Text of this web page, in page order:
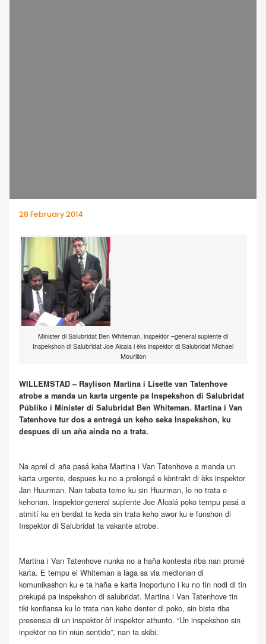
28 February 2014
Minister di Salubridat Ben Whiteman, inspektor –general suplente di
Inspekshon di Salubridat Joe Alcala i èks inspektor di Salubridat Michael
Mourillon
WILLEMSTAD – Raylison Martina i Lisette van Tatenhove
atrobe a manda un karta urgente pa Inspekshon di Salubridat
Públiko i Minister di Salubridat Ben Whiteman. Martina i Van
Tatenhove tur dos a entregá un keho seka Inspekshon, ku
despues di un aña ainda no a trata.
Na aprel di aña pasá kaba Martina i Van Tatenhove a manda un
karta urgente, despues ku no a prolongá e kòntrakt di èks inspektor
Jan Huurman. Nan tabata teme ku sin Huurman, lo no trata e
kehonan. Inspektor-general suplente Joe Alcalá poko tempu pasá a
atmití ku en berdat ta keda sin trata keho awor ku e funshon di
Inspektor di Salubridat ta vakante atrobe.
Martina i Van Tatenhove nunka no a haña kontesta riba nan promé
karta. E tempu ei Whiteman a laga sa via medionan di
komunikashon ku e ta haña e karta inoportuno i ku no tin nodi di tin
prekupá pa inspekshon di salubridat. Martina i Van Tatenhove tin
tiki konfiansa ku lo trata nan keho denter di poko, sin bista riba
presensia di un inspektor òf inspektor athunto. “Un inspekshon sin
inpektor no tin niun sentido”, nan ta skibi.